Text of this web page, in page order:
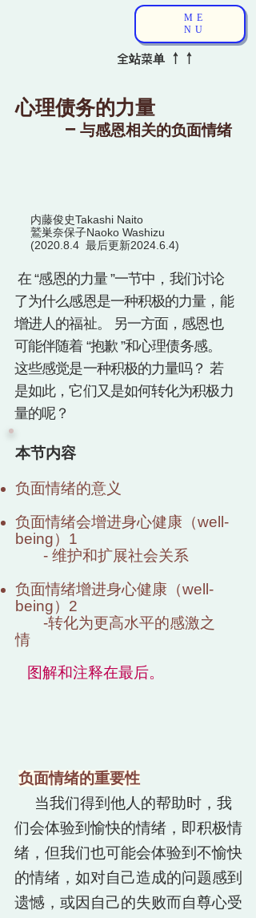
ME
NU
全站菜单 ↑↑
心理债务的力量
－ 与感恩相关的负面情绪
内藤俊史Takashi Naito
鷲巣奈保子Naoko Washizu
(2020.8.4 最后更新2024.6.4)
在 “感恩的力量 ”一节中，我们讨论
了为什么感恩是一种积极的力量，能
增进人的福祉。 另一方面，感恩也
可能伴随着 “抱歉 ”和心理债务感。
这些感觉是一种积极的力量吗？ 若
是如此，它们又是如何转化为积极力
量的呢？
本节内容
负面情绪的意义
负面情绪会增进身心健康（well-
being）1
- 维护和扩展社会关系
负面情绪增进身心健康（well-
being）2
-转化为更高水平的感激之
情
图解和注释在最后。
负面情绪的重要性
当我们得到他人的帮助时，我
们会体验到愉快的情绪，即积极情
绪，但我们也可能会体验到不愉快
的情绪，如对自己造成的问题感到
遗憾，或因自己的失败而自尊心受